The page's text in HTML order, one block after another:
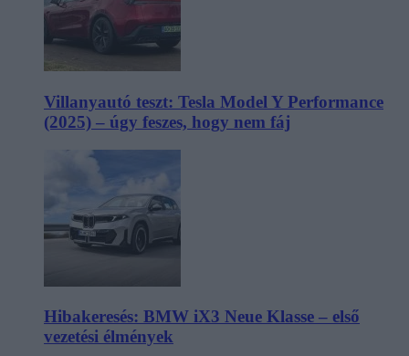
Villanyautó teszt: Tesla Model Y Performance
(2025) – úgy feszes, hogy nem fáj
Hibakeresés: BMW iX3 Neue Klasse – első
vezetési élmények